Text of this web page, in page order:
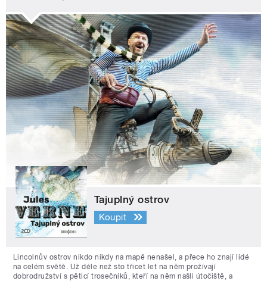
Tajuplný ostrov
Koupit
Lincolnův ostrov nikdo nikdy na mapě nenašel, a přece ho znají lidé
na celém světě. Už déle než sto třicet let na něm prožívají
dobrodružství s pěticí trosečníků, kteří na něm našli útočiště, a